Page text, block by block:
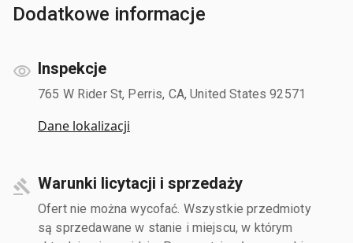
Dodatkowe informacje
Inspekcje
765 W Rider St, Perris, CA, United States 92571
Dane lokalizacji
Warunki licytacji i sprzedaży
Ofert nie można wycofać. Wszystkie przedmioty
są sprzedawane w stanie i miejscu, w którym